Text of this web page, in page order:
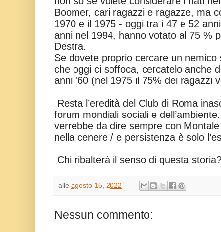
Boomer, cari ragazzi e ragazze, ma
1970 e il 1975 - oggi tra i 47 e 52
anni nel 1994, hanno votato al 75 %
Destra.
Se dovete proprio cercare un nemico
che oggi ci soffoca, cercatelo anche
anni '60 (nel 1975 il 75% dei ragazzi
Resta l’eredità del Club di Roma
forum mondiali sociali e
verrebbe da dire sempre con
nella cenere / e persistenza è solo
Chi ribalterà il senso di questa storia?
alle agosto 15, 2022
Nessun commento: